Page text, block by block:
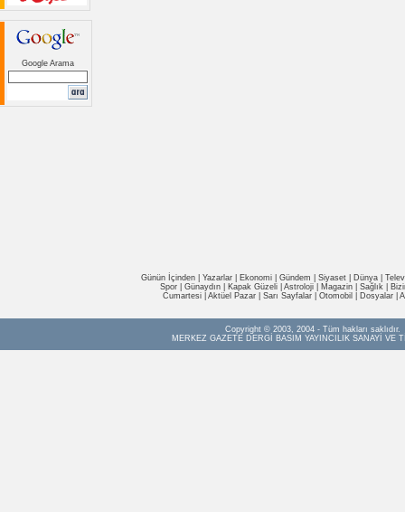
Google Arama
Günün İçinden Yazarlar Ekonomi Gündem Siyaset Dünya |
Spor
Günaydın Kapak Güzeli Astroloji Magazin Sağlık
Cumartesi| Aktüel Pazar| Sarı Sayfalar| Otomobil Dosyalar|
Copyright © 2003, 2004 - Tüm hakları saklıdır.
MERKEZ GAZETE DERGİ BASIM YAYINCILIK SANAYİ VE